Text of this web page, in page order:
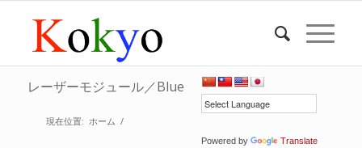
レーザーモジュール／Blue
Powered by Translate
現在位置: ホーム /